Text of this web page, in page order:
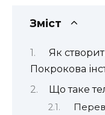
Зміст
Як
Покрокова
Що таке